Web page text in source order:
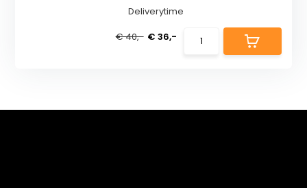
Deliverytime
€ 40,- € 36,-